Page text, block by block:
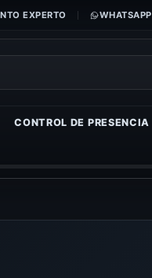
EXPERTO
CONTROL DE PRESENCIA